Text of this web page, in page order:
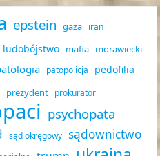
epstein gaza iran
ludobójstwo mafia morawiecki
patopolicja pedofilia
prezydent prokurator
psychopata
sąd okręgowy sądownictwo